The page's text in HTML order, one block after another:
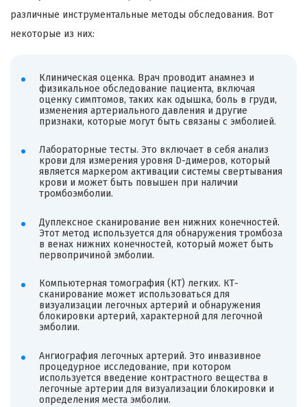
различные инструментальные методы обследования. Вот
некоторые из них:
Клиническая оценка. Врач проводит анамнез и
физикальное обследование пациента, включая
оценку симптомов, таких как одышка, боль в груди,
изменения артериального давления и другие
признаки, которые могут быть связаны с эмболией.
Лабораторные тесты. Это включает в себя анализ
крови для измерения уровня D-димеров, который
является маркером активации системы свертывания
крови и может быть повышен при наличии
тромбоэмболии.
Дуплексное сканирование вен нижних конечностей.
Этот метод используется для обнаружения тромбоза
в венах нижних конечностей, который может быть
первопричиной эмболии.
Компьютерная томография (КТ) легких. КТ-
сканирование может использоваться для
визуализации легочных артерий и обнаружения
блокировки артерий, характерной для легочной
эмболии.
Ангиография легочных артерий. Это инвазивное
процедурное исследование, при котором
используется введение контрастного вещества в
легочные артерии для визуализации блокировки и
определения места эмболии.